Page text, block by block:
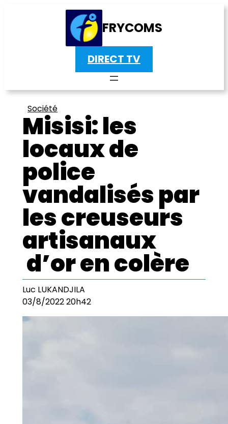
FRYCOMS
DIRECT TV
Société
Misisi: les
locaux de
police
vandalisés par
les creuseurs
artisanaux
d’or en colère
Luc LUKANDJILA
03/8/2022 20h42